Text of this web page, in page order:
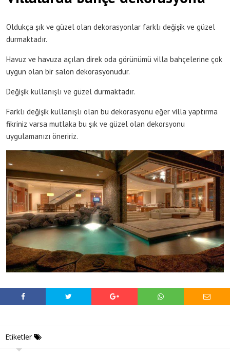
Oldukça şık ve güzel olan dekorasyonlar farklı değişik ve güzel
durmaktadır.
Havuz ve havuza açılan direk oda görünümü villa bahçelerine çok
uygun olan bir salon dekorasyonudur.
Değişik kullanışlı ve güzel durmaktadır.
Farklı değişik kullanışlı olan bu dekorasyonu eğer villa yaptırma
fikriniz varsa mutlaka bu şık ve güzel olan dekorsyonu
uygulamanızı öneririz.
Etiketler